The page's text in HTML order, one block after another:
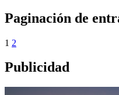
Paginación de
1 2
Publicidad